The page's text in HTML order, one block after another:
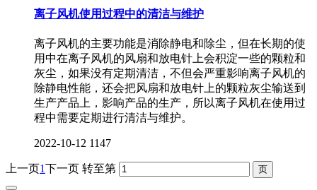
离子风机使用过程中的清洁与维护
离子风机的主要功能是消除静电和除尘，但在长期的使
用中在离子风机的风扇和放电针上会积淀一些的颗粒和
灰尘，如果没有定期清洁，不但会严重影响离子风机的
除静电性能，还会把风扇和放电针上的颗粒灰尘输送到
生产产品上，影响产品的生产，所以离子风机在使用过
程中需要定期进行清洁与维护。
2022-10-12 1147
上一页1下一页 转至第